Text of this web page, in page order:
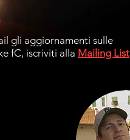
gli aggiornamenti sulle
fC, iscriviti alla Mailing List